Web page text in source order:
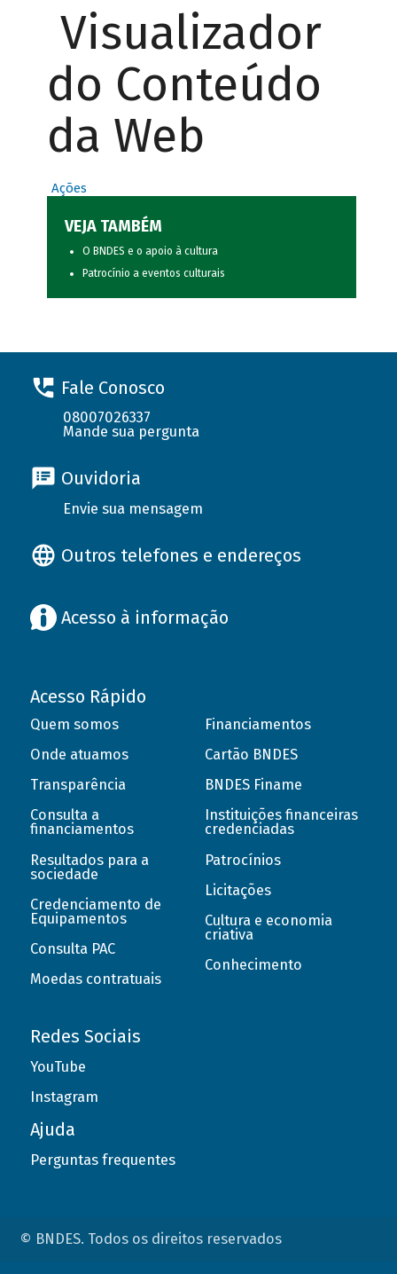
Visualizador
do Conteúdo
da Web
Ações
VEJA TAMBÉM
O BNDES e o apoio à cultura
Patrocínio a eventos culturais
Fale Conosco
08007026337
Mande sua pergunta
Ouvidoria
Envie sua mensagem
Outros telefones e endereços
Acesso à informação
Acesso Rápido
Quem somos
Onde atuamos
Transparência
Consulta a
financiamentos
Resultados para a
sociedade
Credenciamento de
Equipamentos
Consulta PAC
Moedas contratuais
Financiamentos
Cartão BNDES
BNDES Finame
Instituições financeiras
credenciadas
Patrocínios
Licitações
Cultura e economia
criativa
Conhecimento
Redes Sociais
YouTube
Instagram
Ajuda
Perguntas frequentes
© BNDES. Todos os direitos reservados